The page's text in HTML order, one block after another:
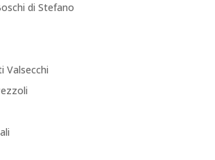
di Stefano
Valsecchi